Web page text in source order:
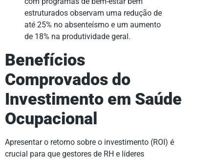
estruturados observam uma redução de
até 25% no absenteísmo e um aumento
de 18% na produtividade geral.
Benefícios
Comprovados do
Investimento em Saúde
Ocupacional
Apresentar o retorno sobre o investimento (ROI) é
crucial para que gestores de RH e líderes